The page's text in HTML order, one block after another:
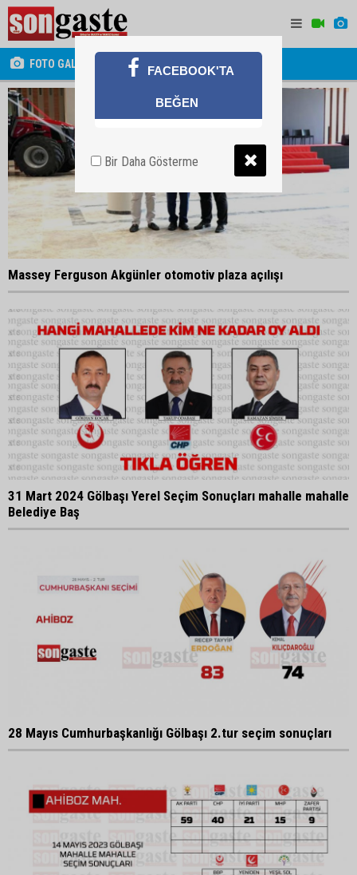
FOTO GALERİ
Massey Ferguson Akgünler otomotiv plaza açılışı
31 Mart 2024 Gölbaşı Yerel Seçim Sonuçları mahalle mahalle
Belediye Baş
28 Mayıs Cumhurbaşkanlığı Gölbaşı 2.tur seçim sonuçları
FACEBOOK'TA
BEĞEN
Bir Daha Gösterme